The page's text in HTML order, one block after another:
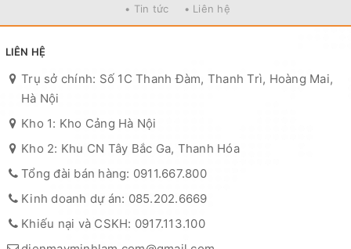
• Tin tức • Liên hệ
LIÊN HỆ
Trụ sở chính: Số 1C Thanh Đàm, Thanh Trì, Hoàng Mai,
Hà Nội
Kho 1: Kho Cảng Hà Nội
Kho 2: Khu CN Tây Bắc Ga, Thanh Hóa
Tổng đài bán hàng: 0911.667.800
Kinh doanh dự án: 085.202.6669
Khiếu nại và CSKH: 0917.113.100